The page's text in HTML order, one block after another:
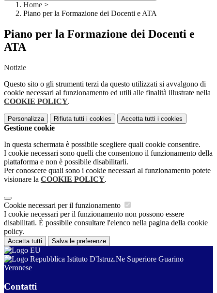
Home >
Piano per la Formazione dei Docenti e ATA
Piano per la Formazione dei Docenti e
ATA
Notizie
Questo sito o gli strumenti terzi da questo utilizzati si avvalgono di
cookie necessari al funzionamento ed utili alle finalità illustrate nella
COOKIE POLICY.
Personalizza Rifiuta tutti i cookies Accetta tutti i cookies
Gestione cookie
In questa schermata è possibile scegliere quali cookie consentire.
I cookie necessari sono quelli che consentono il funzionamento della
piattaforma e non è possibile disabilitarli.
Per conoscere quali sono i cookie necessari al funzionamento potete
visionare la COOKIE POLICY.
Cookie necessari per il funzionamento
I cookie necessari per il funzionamento non possono essere
disabilitati. È possibile consultare l'elenco nella pagina della cookie
policy.
Accetta tutti Salva le preferenze
Istituto D'Istruz.Ne Superiore Guarino
Veronese
Contatti